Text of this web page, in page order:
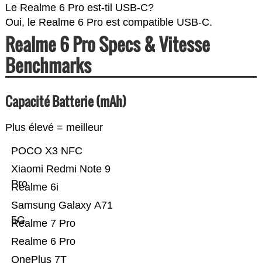
Le Realme 6 Pro est-til USB-C?
Oui, le Realme 6 Pro est compatible USB-C.
Realme 6 Pro Specs & Vitesse
Benchmarks
Capacité Batterie (mAh)
Plus élevé = meilleur
OnePlus 7T
Realme 6 Pro
Realme 7 Pro
Samsung Galaxy A71
5G
Realme 6i
Xiaomi Redmi Note 9
Pro
POCO X3 NFC